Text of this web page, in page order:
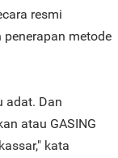
resmi
metode
adat. Dan
atau GASING
kata